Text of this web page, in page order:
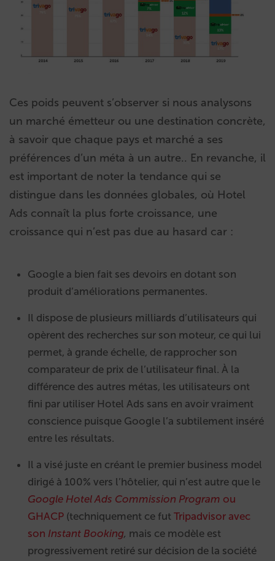
Ces poids peuvent s’observer si nous analysons
un marché émetteur ou une destination concrète,
à savoir que chaque pays et marché a ses
préférences d’un méta à un autre.. En revanche, il
est important de noter la tendance qui se
distingue dans les données globales, où Hotel
Ads connaît la plus forte croissance, une
croissance qui n’est pas due au hasard car :
Google a bien fait ses devoirs en dotant son
produit d’améliorations permanentes.
Il dispose de plusieurs milliards d’utilisateurs qui
opèrent des recherches sur son moteur, ce qui lui
permet, à grande échelle, de rapprocher son
comparateur de prix de l’utilisateur final. À la
différence des autres métas, les utilisateurs ont
fini par utiliser Hotel Ads sans en avoir vraiment
conscience puisque Google l’a subtilement inséré
entre les résultats.
Il a visé juste en créant le premier business model
dirigé à 100% vers l’hôtelier, qui n’est autre que le
Google Hotel Ads Commission Program ou
GHACP (techniquement ce fut Tripadvisor avec
son Instant Booking, mais ce modèle est
progressivement retiré sur décision de la société